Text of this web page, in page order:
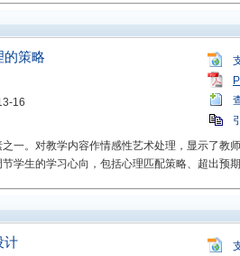
的策略
16
一。对教学内容作情感性艺术处理，显示了教
学生的学习心向，包括心理匹配策略、超出预
计